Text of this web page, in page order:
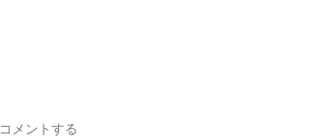
コメントする